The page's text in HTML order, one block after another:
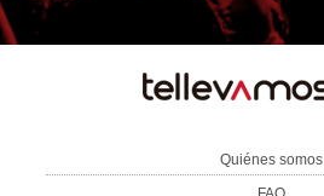
Quiénes somos